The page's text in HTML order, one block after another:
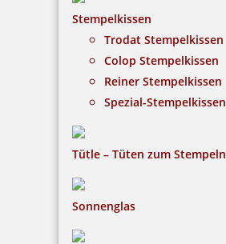
Stempelkissen
Trodat Stempelkissen
Colop Stempelkissen
Reiner Stempelkissen
Spezial-Stempelkissen
Tütle – Tüten zum Stempeln
Sonnenglas
HINWEISE
Versandinformationen
Zahlungsbedingungen
Bestellhinweise
INFORMATIONEN